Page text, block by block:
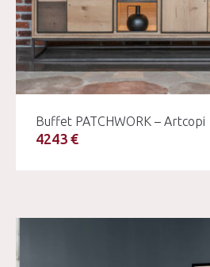
Buffet PATCHWORK – Artcopi
4243 €